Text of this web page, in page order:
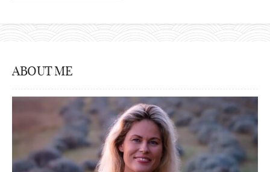
ABOUT ME